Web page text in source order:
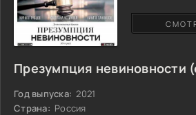
Презумпция невиновности
Год выпуска: 2021
Страна: Россия